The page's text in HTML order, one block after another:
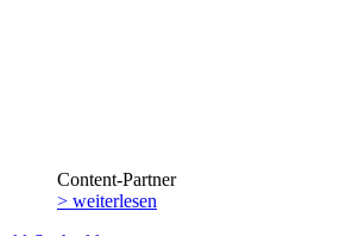
Content-Partner
> weiterlesen